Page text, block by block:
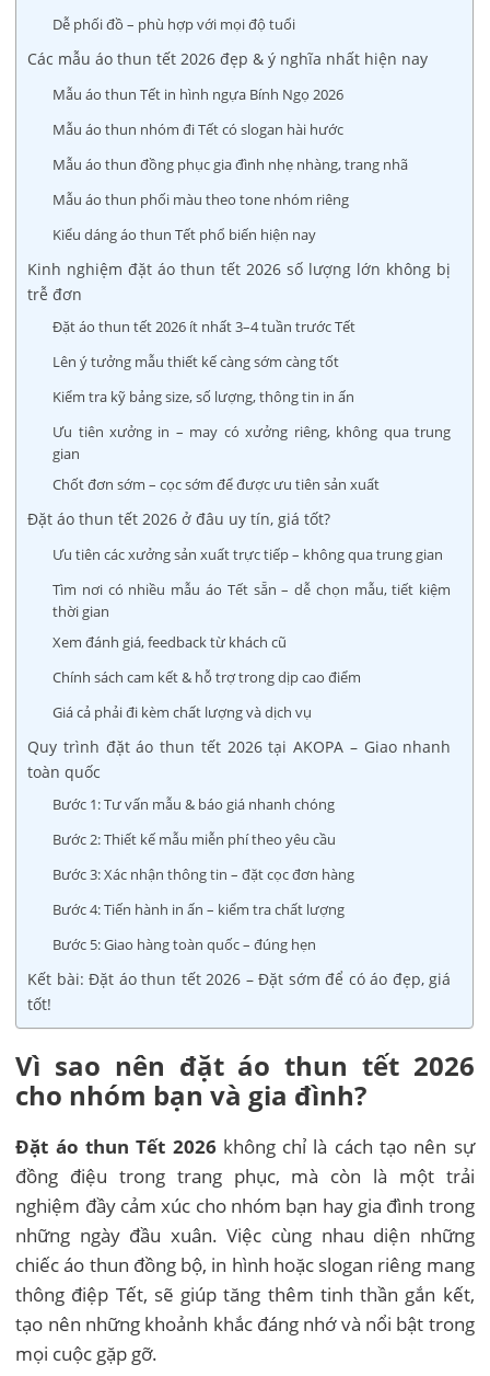
Dễ phối đồ – phù hợp với mọi độ tuổi
Các mẫu áo thun tết 2026 đẹp & ý nghĩa nhất hiện nay
Mẫu áo thun Tết in hình ngựa Bính Ngọ 2026
Mẫu áo thun nhóm đi Tết có slogan hài hước
Mẫu áo thun đồng phục gia đình nhẹ nhàng, trang nhã
Mẫu áo thun phối màu theo tone nhóm riêng
Kiểu dáng áo thun Tết phổ biến hiện nay
Kinh nghiệm đặt áo thun tết 2026 số lượng lớn không bị
trễ đơn
Đặt áo thun tết 2026 ít nhất 3–4 tuần trước Tết
Lên ý tưởng mẫu thiết kế càng sớm càng tốt
Kiểm tra kỹ bảng size, số lượng, thông tin in ấn
Ưu tiên xưởng in – may có xưởng riêng, không qua trung
gian
Chốt đơn sớm – cọc sớm để được ưu tiên sản xuất
Đặt áo thun tết 2026 ở đâu uy tín, giá tốt?
Ưu tiên các xưởng sản xuất trực tiếp – không qua trung gian
Tìm nơi có nhiều mẫu áo Tết sẵn – dễ chọn mẫu, tiết kiệm
thời gian
Xem đánh giá, feedback từ khách cũ
Chính sách cam kết & hỗ trợ trong dịp cao điểm
Giá cả phải đi kèm chất lượng và dịch vụ
Quy trình đặt áo thun tết 2026 tại AKOPA – Giao nhanh
toàn quốc
Bước 1: Tư vấn mẫu & báo giá nhanh chóng
Bước 2: Thiết kế mẫu miễn phí theo yêu cầu
Bước 3: Xác nhận thông tin – đặt cọc đơn hàng
Bước 4: Tiến hành in ấn – kiểm tra chất lượng
Bước 5: Giao hàng toàn quốc – đúng hẹn
Kết bài: Đặt áo thun tết 2026 – Đặt sớm để có áo đẹp, giá
tốt!
Vì sao nên đặt áo thun tết 2026
cho nhóm bạn và gia đình?
Đặt áo thun Tết 2026không chỉ là cách tạo nên sự
đồng điệu trong trang phục, mà còn là một trải
nghiệm đầy cảm xúc cho nhóm bạn hay gia đình trong
những ngày đầu xuân. Việc cùng nhau diện những
chiếc áo thun đồng bộ, in hình hoặc slogan riêng mang
thông điệp Tết, sẽ giúp tăng thêm tinh thần gắn kết,
tạo nên những khoảnh khắc đáng nhớ và nổi bật trong
mọi cuộc gặp gỡ.